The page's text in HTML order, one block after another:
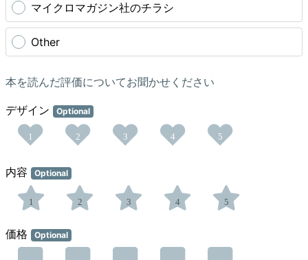
マイクロマガジン社のチラシ
Other
本を読んだ評価についてお聞かせください
デザイン Optional
1 2 3 4 5
内容 Optional
1 2 3 4 5
価格 Optional